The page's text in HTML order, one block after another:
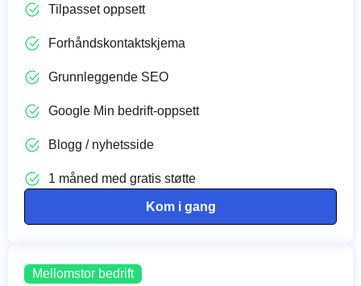
Tilpasset oppsett
Forhåndskontaktskjema
Grunnleggende SEO
Google Min bedrift-oppsett
Blogg / nyhetsside
1 måned med gratis støtte
Kom i gang
Mellomstor bedrift